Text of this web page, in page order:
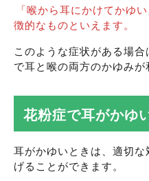
「喉から耳にかけてかゆ
徴的なものといえます。
このような症状がある場
で耳と喉の両方のかゆみが
花粉症で耳がかゆ
耳がかゆいときは、適切
げることができます。